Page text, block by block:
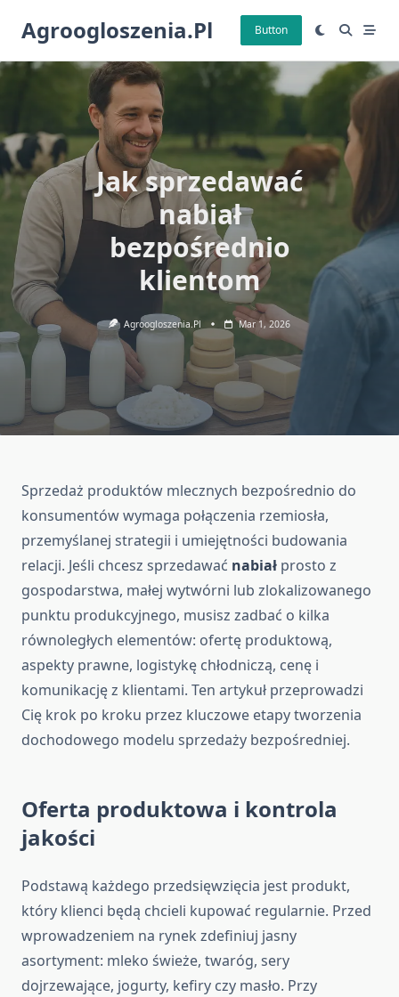
Agroogloszenia.pl Button
Jak sprzedawać
nabiał
bezpośrednio
klientom
Agroogloszenia.pl Mar 1, 2026
Sprzedaż produktów mlecznych bezpośrednio do
konsumentów wymaga połączenia rzemiosła,
przemyślanej strategii i umiejętności budowania
relacji. Jeśli chcesz sprzedawać nabiał prosto z
gospodarstwa, małej wytwórni lub zlokalizowanego
punktu produkcyjnego, musisz zadbać o kilka
równoległych elementów: ofertę produktową,
aspekty prawne, logistykę chłodniczą, cenę i
komunikację z klientami. Ten artykuł przeprowadzi
Cię krok po kroku przez kluczowe etapy tworzenia
dochodowego modelu sprzedaży bezpośredniej.
Oferta produktowa i kontrola
jakości
Podstawą każdego przedsięwzięcia jest produkt,
który klienci będą chcieli kupować regularnie. Przed
wprowadzeniem na rynek zdefiniuj jasny
asortyment: mleko świeże, twaróg, sery
dojrzewające, jogurty, kefiry czy masło. Przy